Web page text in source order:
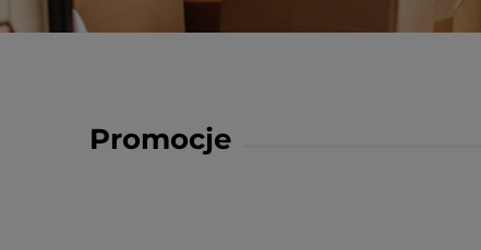
Promocje